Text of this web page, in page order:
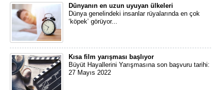
Dünyanın en uzun uyuyan ülkeleri
Dünya genelindeki insanlar rüyalarında en çok
‘köpek’ görüyor...
Kısa film yarışması başlıyor
Büyüt Hayallerini Yarışmasına son başvuru tarihi:
27 Mayıs 2022